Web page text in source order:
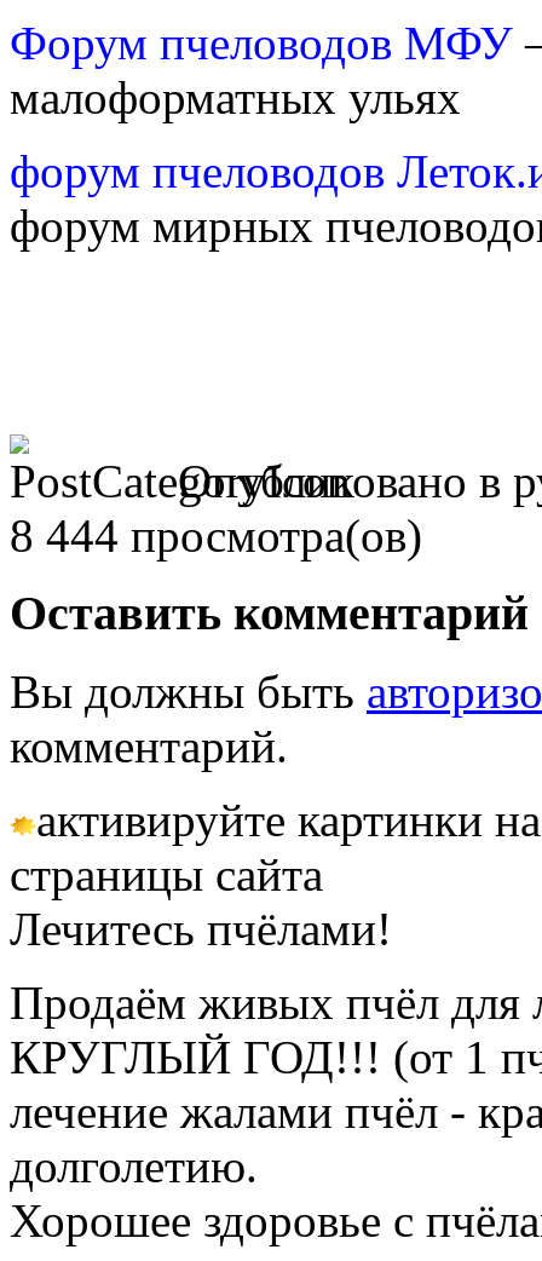
Форум пчеловодов МФУ
малоформатных ульях
форум пчеловодов
форум мирных
Опубликовано в
8 444 просмотра(ов)
Оставить комментарий
Вы должны быть
комментарий.
активируйте картинки
страницы сайта
Лечитесь пчёлами!
Продаём живых пчёл для
КРУГЛЫЙ ГОД!!! (от 1
лечение жалами пчёл -
долголетию.
Хорошее здоровье с